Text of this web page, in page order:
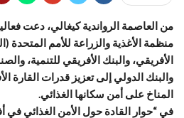
من العاصمة الرواندية كيغالي، دعت
منظمة الأغذية والزراعة للأمم المتحدة
الأفريقي، والبنك الأفريقي للتنمية،
والبنك الدولي إلى تعزيز قدرات القارة
المناخ على أمن سكانها الغذائي.
في “حوار القادة حول الأمن الغذائي في